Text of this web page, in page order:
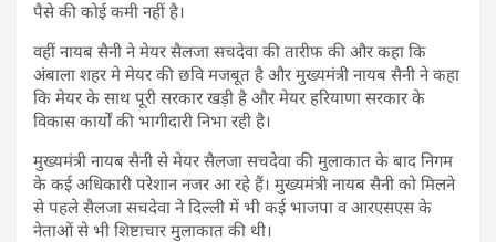
पैसे की कोई कमी नहीं है।
वहीं नायब सैनी ने मेयर सैलजा सचदेवा की तारीफ की और कहा कि
अंबाला शहर मे मेयर की छवि मजबूत है और मुख्यमंत्री नायब सैनी ने कहा
कि मेयर के साथ पूरी सरकार खड़ी है और मेयर हरियाणा सरकार के
विकास कार्यों की भागीदारी निभा रही है।
मुख्यमंत्री नायब सैनी से मेयर सैलजा सचदेवा की मुलाकात के बाद निगम
के कई अधिकारी परेशान नजर आ रहे हैं। मुख्यमंत्री नायब सैनी को मिलने
से पहले सैलजा सचदेवा ने दिल्ली में भी कई भाजपा व आरएसएस के
नेताओं से भी शिष्टाचार मुलाकात की थी।